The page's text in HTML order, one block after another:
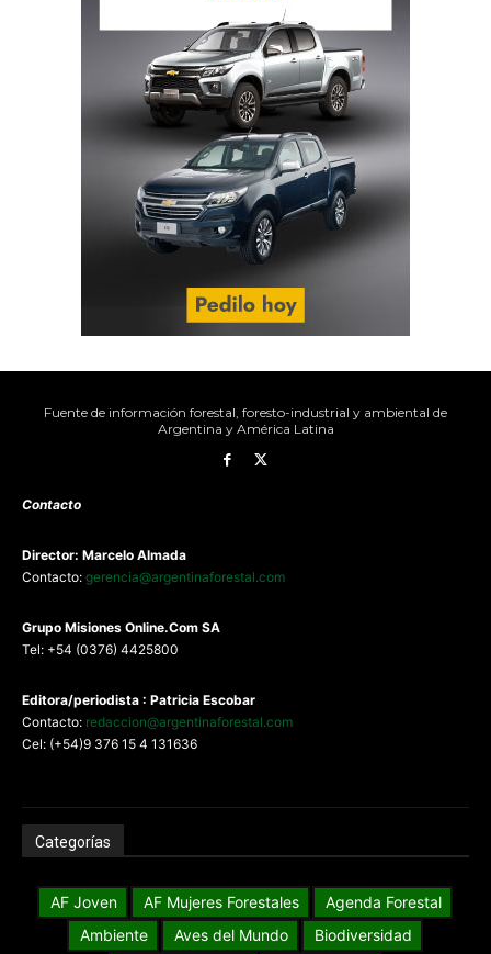
Fuente de información forestal, foresto-industrial y ambiental de
Director: Marcelo Almada
Grupo MisionesOnline.ComSA
Tel: +54 (0376) 4425800
Contacto:redaccion@argentinaforestal.com
Cel: (+54)9 376 15 4 131636
Categorías